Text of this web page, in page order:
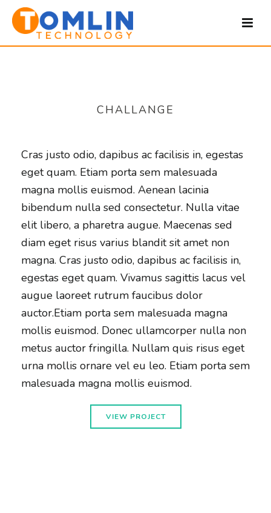
CHALLANGE
Cras justo odio, dapibus ac facilisis in, egestas
eget quam. Etiam porta sem malesuada
magna mollis euismod. Aenean lacinia
bibendum nulla sed consectetur. Nulla vitae
elit libero, a pharetra augue. Maecenas sed
diam eget risus varius blandit sit amet non
magna. Cras justo odio, dapibus ac facilisis in,
egestas eget quam. Vivamus sagittis lacus vel
augue laoreet rutrum faucibus dolor
auctor.Etiam porta sem malesuada magna
mollis euismod. Donec ullamcorper nulla non
metus auctor fringilla. Nullam quis risus eget
urna mollis ornare vel eu leo. Etiam porta sem
malesuada magna mollis euismod.
VIEW PROJECT